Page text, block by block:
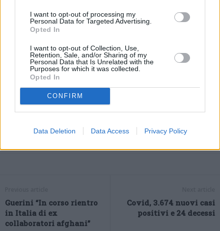
I want to opt-out of processing my
Personal Data for Targeted Advertising.
Opted In
I want to opt-out of Collection, Use,
Retention, Sale, and/or Sharing of my
Personal Data that Is Unrelated with the
Purposes for which it was collected.
Opted In
CONFIRM
Data Deletion Data Access Privacy Policy
sarebbe ancora più grave. La Nato non può permetter che
l’Afghanistan torni a costituire un pericolo per la sicurezza della
faticosamente acquisti dal popolo afgano in questi anni siano
cancellati dall’integralismo e dalla violenza”.
(ITALPRESS).
Guerini “In corso rientro
in Italia di ex
collaboratori afghani”
Covid, 3.674 nuovi casi
positivi e 24 decessi